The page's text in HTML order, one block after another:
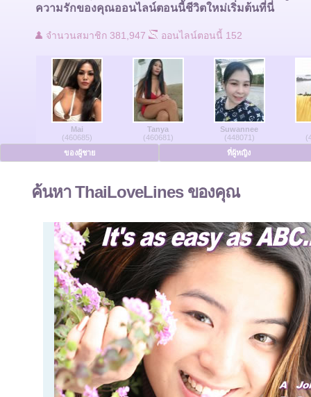
ติดต่อเรา
ของผู้ชายออนไลน์
สตรีออนไลน์
ภาษาเยอรมัน
ภาษาดัทช์
ภาษาฝรั่งเศส
ภาษาสเปน
ความรักของคุณออนไลน์ตอนนี้ชีวิตใหม่เริ่มต้นที่นี่
จำนวนสมาชิก 381,947 ออนไลน์ตอนนี้ 152
Mai
(460685)
Tanya
(460681)
Suwannee
(448071)
ของผู้ชาย
ที่ผู้หญิง
ค้นหา ThaiLoveLines ของคุณ